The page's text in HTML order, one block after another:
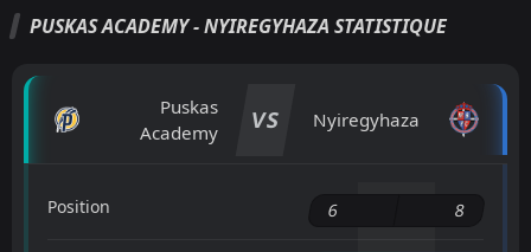
PUSKAS ACADEMY - NYIREGYHAZA STATISTIQUE
Puskas
Academy
VS Nyiregyhaza
Position 6 8